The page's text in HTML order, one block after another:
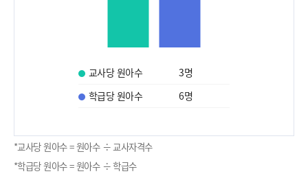
교사당 원아수 3명
학급당 원아수
6명
*교사당 원아수 = 원아수 ÷ 교사자격수
*학급당 원아수 = 원아수 ÷ 학급수